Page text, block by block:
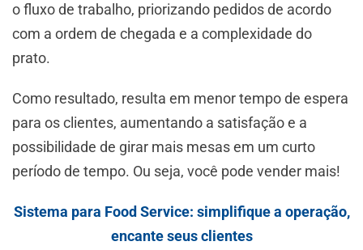
o fluxo de trabalho, priorizando pedidos de acordo
com a ordem de chegada e a complexidade do
prato.
Como resultado, resulta em menor tempo de espera
para os clientes, aumentando a satisfação e a
possibilidade de girar mais mesas em um curto
período de tempo. Ou seja, você pode vender mais!
Sistema para Food Service: simplifique a operação,
encante seus clientes